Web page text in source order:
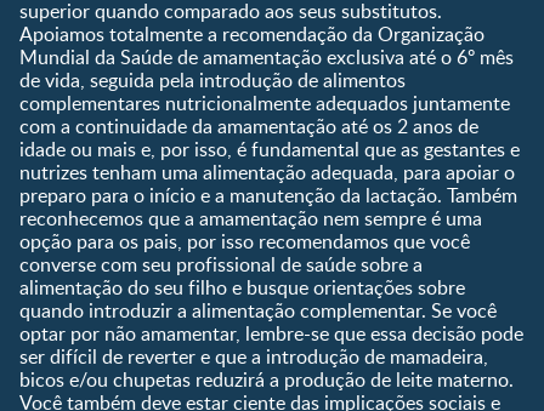
9 a 12 meses
1 a 3 anos
Pré-escolar
Saúde
Ferramentas
Quando eu ficarei fértil?
Que dia meu bebê vai
nascer?
Guia de Nomes para Bebê
Calendário de semanas de
gravidez
Calculadora de cor dos
olhos
superior quando comparado aos seus substitutos.
Apoiamos totalmente a recomendação da Organização
Mundial da Saúde de amamentação exclusiva até o 6º mês
de vida, seguida pela introdução de alimentos
complementares nutricionalmente adequados juntamente
com a continuidade da amamentação até os 2 anos de
idade ou mais e, por isso, é fundamental que as gestantes e
nutrizes tenham uma alimentação adequada, para apoiar o
preparo para o início e a manutenção da lactação. Também
reconhecemos que a amamentação nem sempre é uma
opção para os pais, por isso recomendamos que você
converse com seu profissional de saúde sobre a
alimentação do seu filho e busque orientações sobre
quando introduzir a alimentação complementar. Se você
optar por não amamentar, lembre-se que essa decisão pode
ser difícil de reverter e que a introdução de mamadeira,
bicos e/ou chupetas reduzirá a produção de leite materno.
Você também deve estar ciente das implicações sociais e